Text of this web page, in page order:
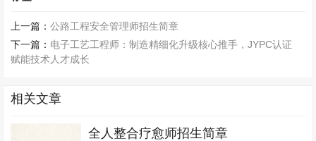
上一篇：公路工程安全管理师招生简章
下一篇： 电子工艺工程师：制造精细化升级核心推手，JYPC认证
赋能技术人才成长
相关文章
全人整合疗愈师招生简章